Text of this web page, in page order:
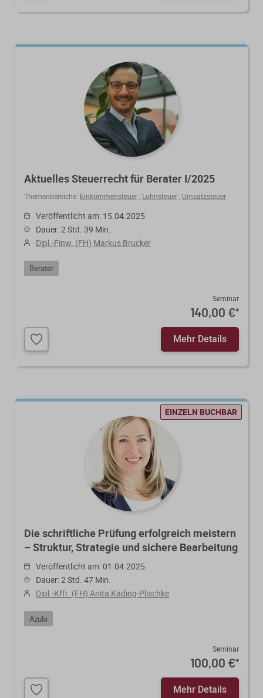
Aktuelles Steuerrecht für Berater I/2025
Themenbereiche: Einkommensteuer Lohnsteuer Umsatzsteuer
Veröffentlicht am: 15.04.2025
Dauer: 2 Std. 39 Min.
Dipl.-Finw. (FH) Markus Brucker
Berater
Seminar
140,00 €*
Mehr Details
EINZELN BUCHBAR
Die schriftliche Prüfung erfolgreich meistern
– Struktur, Strategie und sichere Bearbeitung
Veröffentlicht am: 01.04.2025
Dauer: 2 Std. 47 Min.
Dipl.-Kffr. (FH) Anita Käding-Plischke
Azubi
Seminar
100,00 €*
Mehr Details